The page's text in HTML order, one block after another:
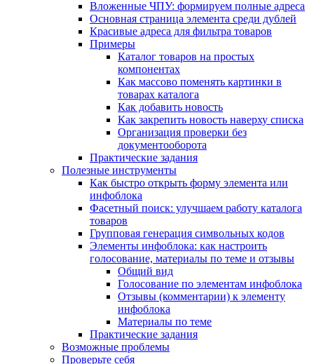
Вложенные ЧПУ: формируем полные адреса
Основная страница элемента среди дублей
Красивые адреса для фильтра товаров
Примеры
Каталог товаров на простых
компонентах
Как массово поменять картинки в
товарах каталога
Как добавить новость
Как закрепить новость наверху списка
Организация проверки без
документооборота
Практические задания
Полезные инструменты
Как быстро открыть форму элемента или
инфоблока
Фасетный поиск: улучшаем работу каталога
товаров
Групповая генерация символьных кодов
Элементы инфоблока: как настроить
голосование, материалы по теме и отзывы
Общий вид
Голосование по элементам инфоблока
Отзывы (комментарии) к элементу
инфоблока
Материалы по теме
Практические задания
Возможные проблемы
Проверьте себя